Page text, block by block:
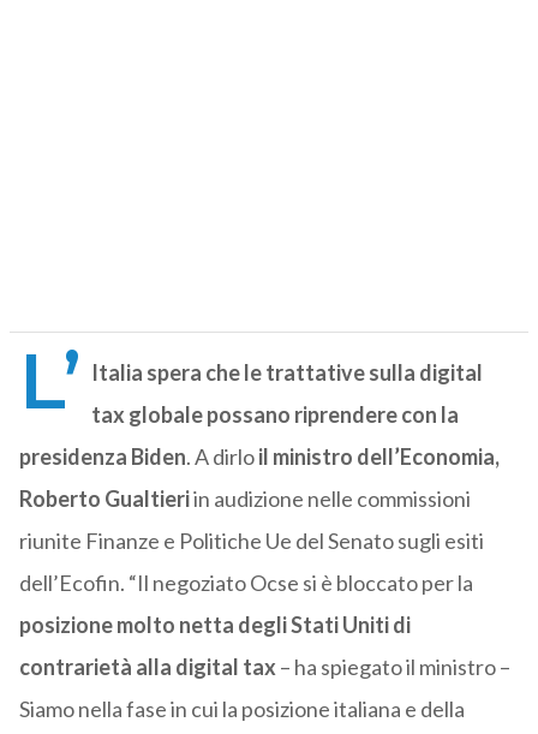
L’ Italia spera che le trattative sulla digital
tax globale possano riprendere con la
presidenza Biden. A dirloil ministro dell’Economia,
Roberto Gualtieriin audizione nelle commissioni
riunite Finanze e Politiche Ue del Senato sugli esiti
dell’Ecofin. “Il negoziato Ocse si è bloccato per la
posizione molto netta degli Stati Uniti di
contrarietà alla digital tax– ha spiegato il ministro –
Siamo nella fase in cui la posizione italiana e della